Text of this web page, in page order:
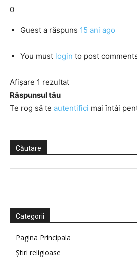
0
Guest a răspuns 15 ani ago
You must login to post comments
Afișare 1 rezultat
Răspunsul tău
Te rog să te autentifici mai întâi
Căutare
Categorii
Pagina Principala
Știri religioase